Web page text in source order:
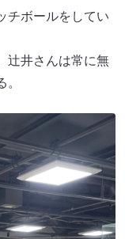
チボールをしてい
辻井さんは常に無